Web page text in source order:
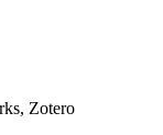
Zotero